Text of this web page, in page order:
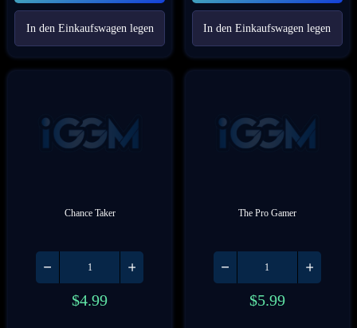
In den Einkaufswagen legen In den Einkaufswagen legen
Chance Taker
$4.99
The Pro Gamer
$5.99